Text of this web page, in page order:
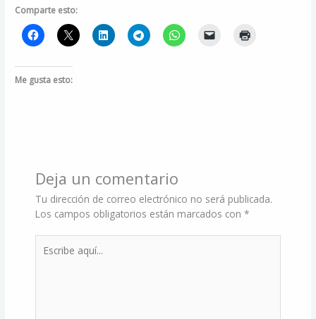
Comparte esto:
Me gusta esto:
Deja un comentario
Tu dirección de correo electrónico no será publicada.
Los campos obligatorios están marcados con*
aquí...